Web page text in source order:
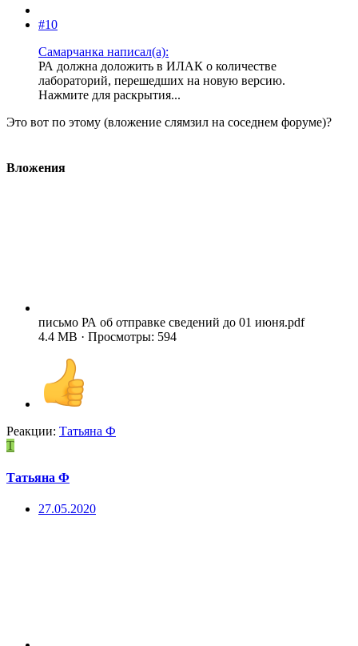
#10
Самарчанка написал(а):
РА должна доложить в ИЛАК о количестве
лабораторий, перешедших на новую версию.
Нажмите для раскрытия...
Это вот по этому (вложение слямзил на соседнем форуме)?
Вложения
письмо РА об отправке сведений до 01 июня.pdf
4.4 MB · Просмотры: 594
Реакции: Татьяна Ф
Т
Татьяна Ф
27.05.2020